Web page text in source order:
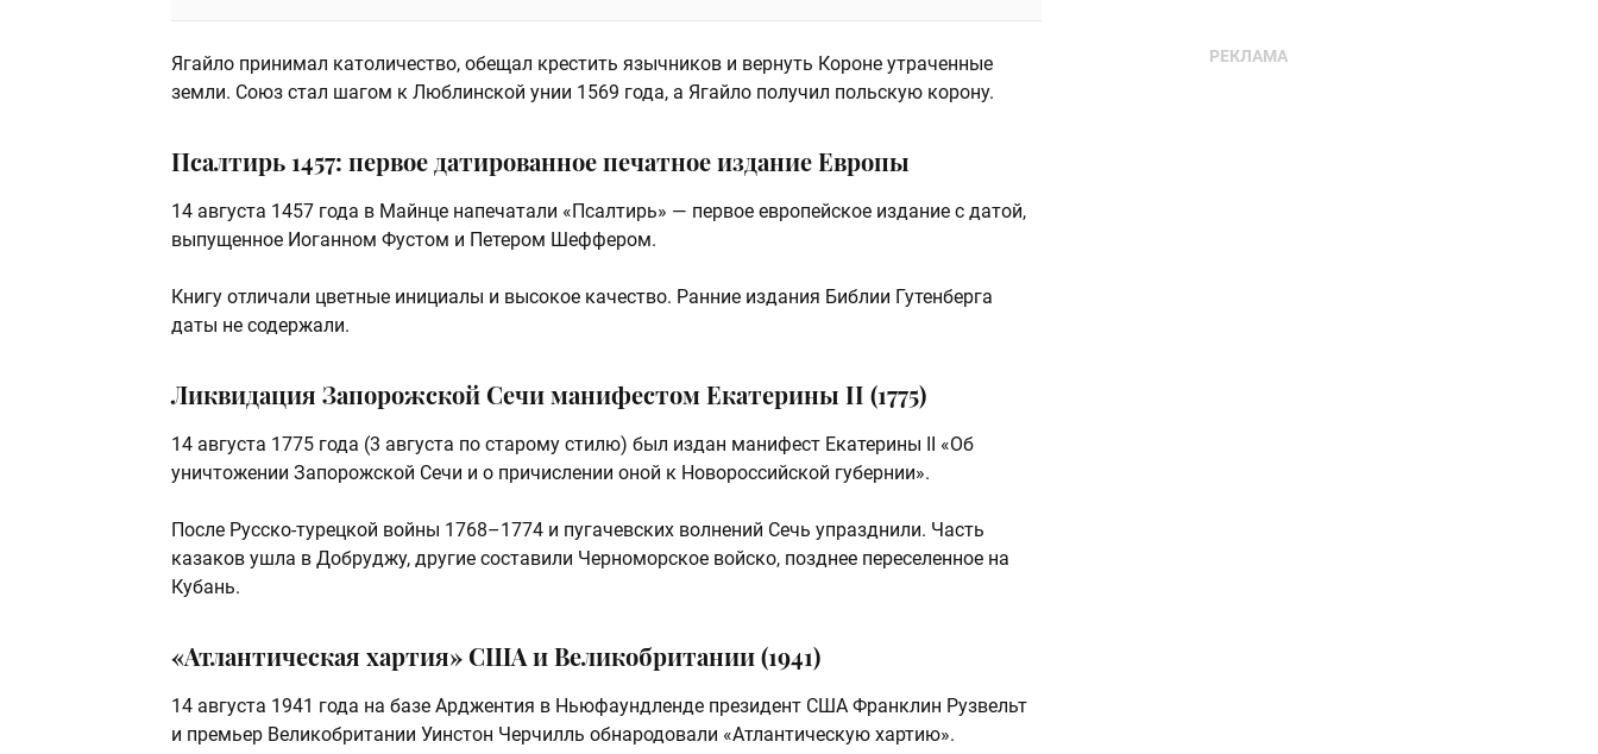
Ягайло принимал католичество, обещал крестить язычников и вернуть Короне утраченные
земли. Союз стал шагом к Люблинской унии 1569 года, а Ягайло получил польскую корону.
Псалтирь 1457: первое датированное печатное издание Европы
14 августа 1457 года в Майнце напечатали «Псалтирь» — первое европейское издание с датой,
выпущенное Иоганном Фустом и Петером Шеффером.
Книгу отличали цветные инициалы и высокое качество. Ранние издания Библии Гутенберга
даты не содержали.
Ликвидация Запорожской Сечи манифестом Екатерины II (1775)
14 августа 1775 года (3 августа по старому стилю) был издан манифест Екатерины II «Об
уничтожении Запорожской Сечи и о причислении оной к Новороссийской губернии».
После Русско-турецкой войны 1768–1774 и пугачевских волнений Сечь упразднили. Часть
казаков ушла в Добруджу, другие составили Черноморское войско, позднее переселенное на
Кубань.
«Атлантическая хартия» США и Великобритании (1941)
14 августа 1941 года на базе Арджентия в Ньюфаундленде президент США Франклин Рузвельт
и премьер Великобритании Уинстон Черчилль обнародовали «Атлантическую хартию».